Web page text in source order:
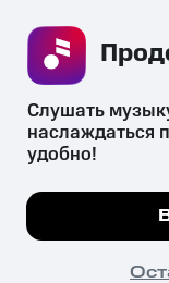
психотропных
их незаконный
законодательством
© 2026 ООО «КИОН».
Мы
Слушать
наслаждаться
удобно!